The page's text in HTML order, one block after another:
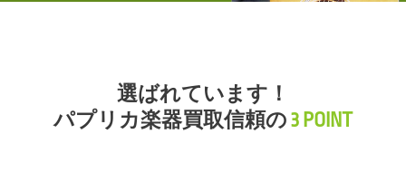
選ばれています！
パプリカ楽器買取信頼の 3 POINT